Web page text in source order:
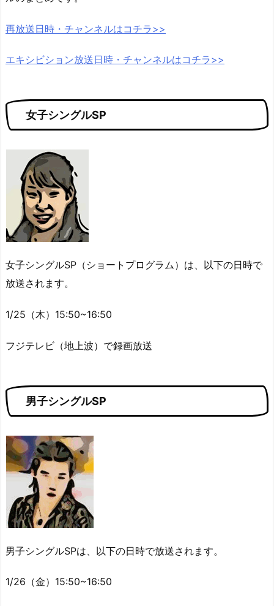
再放送日時・チャンネルはコチラ>>
エキシビション放送日時・チャンネルはコチラ>>
女子シングルSP
女子シングルSP（ショートプログラム）は、以下の日時で
放送されます。
1/25（木）15:50~16:50
フジテレビ（地上波）で録画放送
男子シングルSP
男子シングルSPは、以下の日時で放送されます。
1/26（金）15:50~16:50